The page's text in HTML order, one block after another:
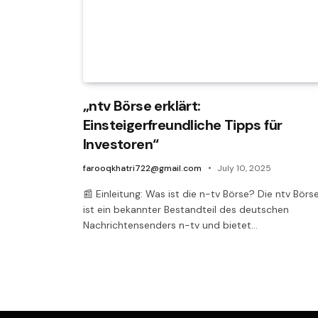
„ntv Börse erklärt:
Einsteigerfreundliche Tipps für
Investoren“
farooqkhatri722@gmail.com July 10, 2025
📰 Einleitung: Was ist die n-tv Börse? Die ntv
ist ein bekannter Bestandteil des deutschen
Nachrichtensenders n-tv und bietet…